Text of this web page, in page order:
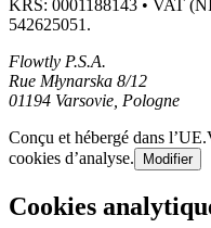
KRS: 0001188143 • VAT
542625051.
Flowtly P.S.A.
Rue Młynarska 8/12
01194 Varsovie, Pologne
Conçu et hébergé dans l’UE.
cookies d’analyse.
Modifier
Cookies